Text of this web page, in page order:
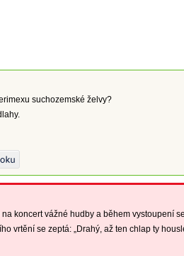
suchozemské želvy?
koncert vážné hudby a během vystoupení
vrtění se zeptá: „Drahý, až ten chlap ty